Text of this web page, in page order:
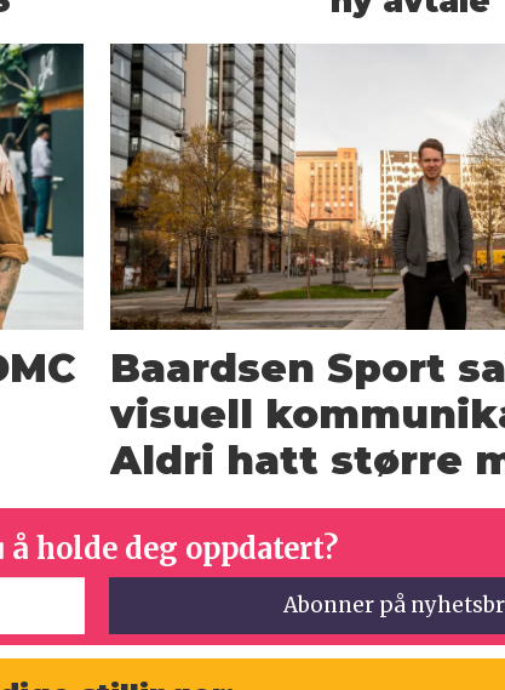
Baardsen Sport
visuell
Aldri hatt større
holde deg oppdatert?